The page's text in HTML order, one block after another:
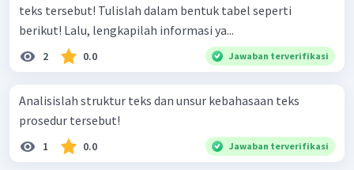
teks tersebut! Tulislah dalam bentuk tabel seperti
berikut! Lalu, lengkapilah informasi ya...
2 0.0 Jawaban terverifikasi
Analisislah struktur teks dan unsur kebahasaan teks
prosedur tersebut!
1 0.0 Jawaban terverifikasi